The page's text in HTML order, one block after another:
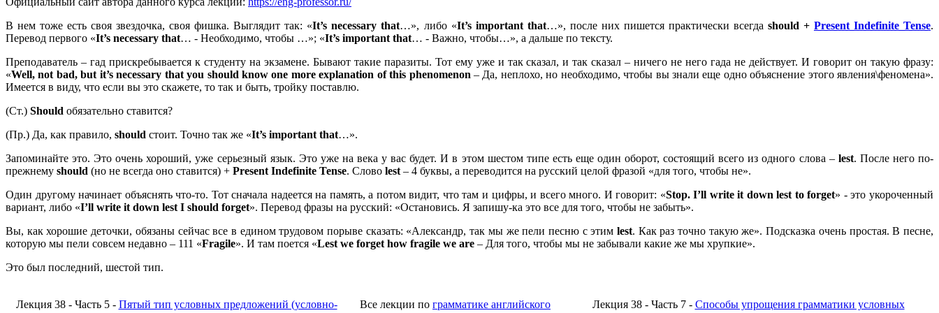
В нем тоже есть своя звездочка, своя фишка. Выглядит так: «It’s necessary that…», либо «It’s important that…», после них пишется практически всегда should + Present Indefinite Tense.
Перевод первого «It’s necessary that… - Необходимо, чтобы …»; «It’s important that… - Важно, чтобы…», а дальше по тексту.
Преподаватель – гад прискребывается к студенту на экзамене. Бывают такие паразиты. Тот ему уже и так сказал, и так сказал – ничего не него гада не действует. И говорит он такую фразу:
«Well,not bad,but it’snecessary thatyou should knowone moreexplanation ofthis phenomenon – Да, неплохо, но необходимо, чтобы вы знали еще одно объяснение этого явления\феномена».
Имеется в виду, что если вы это скажете, то так и быть, тройку поставлю.
(Ст.) Should обязательно ставится?
(Пр.) Да, как правило, should стоит. Точно так же «It’s important that…».
Запоминайте это. Это очень хороший, уже серьезный язык. Это уже на века у вас будет. И в этом шестом типе есть еще один оборот, состоящий всего из одного слова – lest. После него по-
прежнему should (но не всегда оно ставится) + Present Indefinite Tense. Слово lest – 4 буквы, а переводится на русский целой фразой «для того, чтобы не».
Один другому начинает объяснять что-то. Тот сначала надеется на память, а потом видит, что там и цифры, и всего много. И говорит: «Stop. I’ll write it down lest to forget» - это укороченный
вариант, либо «I’ll write it down lest I should forget». Перевод фразы на русский: «Остановись. Я запишу-ка это все для того, чтобы не забыть».
Вы, как хорошие деточки, обязаны сейчас все в едином трудовом порыве сказать: «Александр, так мы же пели песню с этим lest. Как раз точно такую же». Подсказка очень простая. В песне,
которую мы пели совсем недавно – 111 «Fragile». И там поется «Lest we forget how fragile we are – Для того, чтобы мы не забывали какие же мы хрупкие».
Это был последний, шестой тип.
Лекция 38 - Часть 5 - Пятый тип условных предложений (условно-
Все лекции по грамматике английского
Лекция 38 - Часть 7 - Способы упрощения грамматики условных